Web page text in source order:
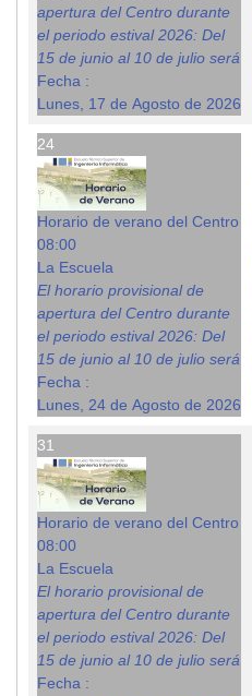
apertura del Centro durante
el periodo estival 2026: Del
15 de junio al 10 de julio será
Fecha :
Lunes, 17 de Agosto de 2026
24
Horario de verano del Centro
08:00
La Escuela
El horario provisional de
apertura del Centro durante
el periodo estival 2026: Del
15 de junio al 10 de julio será
Fecha :
Lunes, 24 de Agosto de 2026
31
Horario de verano del Centro
08:00
La Escuela
El horario provisional de
apertura del Centro durante
el periodo estival 2026: Del
15 de junio al 10 de julio será
Fecha :